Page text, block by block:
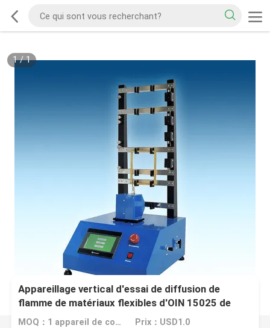
1/1
Appareillage vertical d'essai de diffusion de
flamme de matériaux flexibles d'OIN 15025 de
VFT
MOQ：1 appareil de contrôle réglé de relais Prix：USD1.0